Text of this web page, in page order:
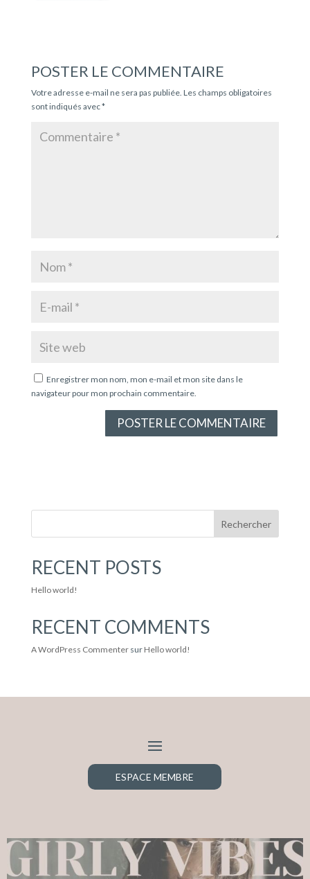
POSTER LE COMMENTAIRE
Votre adresse e-mail ne sera pas publiée. Les champs obligatoires
sont indiqués avec*
Enregistrer mon nom, mon e-mail et mon site dans le
navigateur pour mon prochain commentaire.
Rechercher
RECENT POSTS
Hello world!
RECENT COMMENTS
A WordPress Commentersur Hello world!
ESPACE MEMBRE